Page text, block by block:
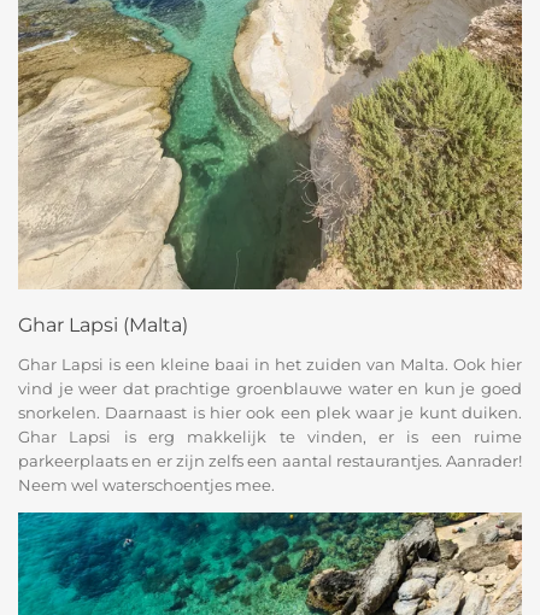
Ghar Lapsi (Malta)
Ghar Lapsi is een kleine baai in het zuiden van Malta. Ook hier
vind je weer dat prachtige groenblauwe water en kun je goed
snorkelen. Daarnaast is hier ook een plek waar je kunt duiken.
Ghar Lapsi is erg makkelijk te vinden, er is een ruime
parkeerplaats en er zijn zelfs een aantal restaurantjes. Aanrader!
Neem wel waterschoentjes mee.